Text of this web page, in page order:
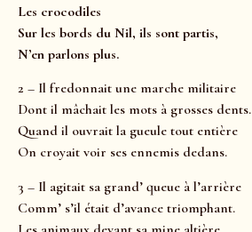
Les crocodiles
Sur les bords du Nil, ils sont partis,
N’en parlons plus.
2 – Il fredonnait une marche militaire
Dont il mâchait les mots à grosses dents.
Quand il ouvrait la gueule tout entière
On croyait voir ses ennemis dedans.
3 – Il agitait sa grand’ queue à l’arrière
Comm’ s’il était d’avance triomphant.